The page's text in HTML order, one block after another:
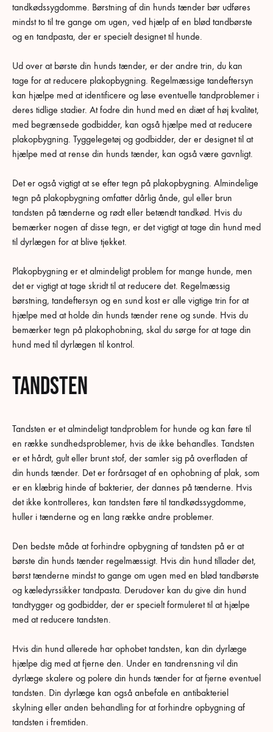
tandkødssygdomme. Børstning af din hunds tænder bør udføres
mindst to til tre gange om ugen, ved hjælp af en blød tandbørste
og en tandpasta, der er specielt designet til hunde.
Ud over at børste din hunds tænder, er der andre trin, du kan
tage for at reducere plakopbygning. Regelmæssige tandeftersyn
kan hjælpe med at identificere og løse eventuelle tandproblemer i
deres tidlige stadier. At fodre din hund med en diæt af høj kvalitet,
med begrænsede godbidder, kan også hjælpe med at reducere
plakopbygning. Tyggelegetøj og godbidder, der er designet til at
hjælpe med at rense din hunds tænder, kan også være gavnligt.
Det er også vigtigt at se efter tegn på plakopbygning. Almindelige
tegn på plakopbygning omfatter dårlig ånde, gul eller brun
tandsten på tænderne og rødt eller betændt tandkød. Hvis du
bemærker nogen af disse tegn, er det vigtigt at tage din hund med
til dyrlægen for at blive tjekket.
Plakopbygning er et almindeligt problem for mange hunde, men
det er vigtigt at tage skridt til at reducere det. Regelmæssig
børstning, tandeftersyn og en sund kost er alle vigtige trin for at
hjælpe med at holde din hunds tænder rene og sunde. Hvis du
bemærker tegn på plakophobning, skal du sørge for at tage din
hund med til dyrlægen til kontrol.
Tandsten
Tandsten er et almindeligt tandproblem for hunde og kan føre til
en række sundhedsproblemer, hvis de ikke behandles. Tandsten
er et hårdt, gult eller brunt stof, der samler sig på overfladen af
din hunds tænder. Det er forårsaget af en ophobning af plak, som
er en klæbrig hinde af bakterier, der dannes på tænderne. Hvis
det ikke kontrolleres, kan tandsten føre til tandkødssygdomme,
huller i tænderne og en lang række andre problemer.
Den bedste måde at forhindre opbygning af tandsten på er at
børste din hunds tænder regelmæssigt. Hvis din hund tillader det,
børst tænderne mindst to gange om ugen med en blød tandbørste
og kæledyrssikker tandpasta. Derudover kan du give din hund
tandtygger og godbidder, der er specielt formuleret til at hjælpe
med at reducere tandsten.
Hvis din hund allerede har ophobet tandsten, kan din dyrlæge
hjælpe dig med at fjerne den. Under en tandrensning vil din
dyrlæge skalere og polere din hunds tænder for at fjerne eventuel
tandsten. Din dyrlæge kan også anbefale en antibakteriel
skylning eller anden behandling for at forhindre opbygning af
tandsten i fremtiden.